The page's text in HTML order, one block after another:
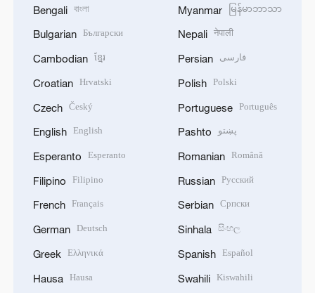
Bengali বাংলা
Bulgarian Български
Cambodian ខ្មែរ
Croatian Hrvatski
Czech Český
English English
Esperanto Esperanto
Filipino Filipino
French Français
German Deutsch
Greek Ελληνικά
Hausa Hausa
Myanmar မြန်မာဘာသာ
Nepali नेपाली
Persian فارسی
Polish Polski
Portuguese Português
Pashto پښتو
Romanian Română
Russian Русский
Serbian Српски
Sinhala සිංහල
Spanish Español
Swahili Kiswahili